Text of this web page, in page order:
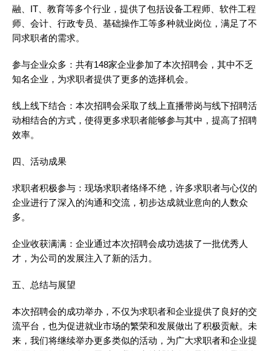
融、IT、教育等多个行业，提供了包括设备工程师、软件工程
师、会计、行政专员、基础操作工等多种就业岗位，满足了不
同求职者的需求。
参与企业众多：共有148家企业参加了本次招聘会，其中不乏
知名企业，为求职者提供了更多的选择机会。
线上线下结合：本次招聘会采取了线上直播带岗与线下招聘活
动相结合的方式，使得更多求职者能够参与其中，提高了招聘
效率。
四、活动成果
求职者积极参与：现场求职者络绎不绝，许多求职者与心仪的
企业进行了深入的沟通和交流，初步达成就业意向的人数众
多。
企业收获满满：企业通过本次招聘会成功选拔了一批优秀人
才，为公司的发展注入了新的活力。
五、总结与展望
本次招聘会的成功举办，不仅为求职者和企业提供了良好的交
流平台，也为促进就业市场的繁荣和发展做出了积极贡献。未
来，我们将继续举办更多类似的活动，为广大求职者和企业提